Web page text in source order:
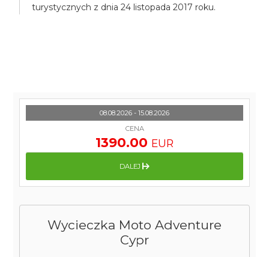
turystycznych z dnia 24 listopada 2017 roku.
Wycieczka Moto Adventure
Cypr
08.08.2026 - 15.08.2026
CENA
1390.00 EUR
DALEJ